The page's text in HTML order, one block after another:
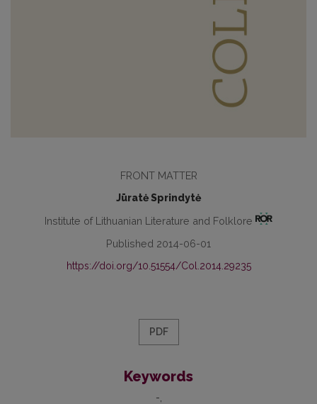
FRONT MATTER
Jūratė Sprindytė
Institute of Lithuanian Literature and Folklore
Published 2014-06-01
https://doi.org/10.51554/Col.2014.29235
PDF
Keywords
-